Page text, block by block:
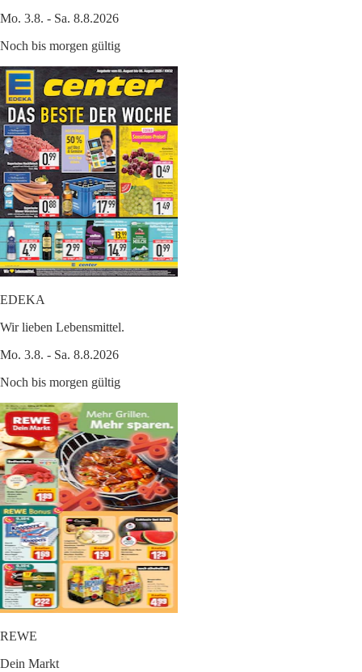
Mo. 3.8. - Sa. 8.8.2026
Noch bis morgen gültig
EDEKA
Wir lieben Lebensmittel.
Mo. 3.8. - Sa. 8.8.2026
Noch bis morgen gültig
REWE
Dein Markt